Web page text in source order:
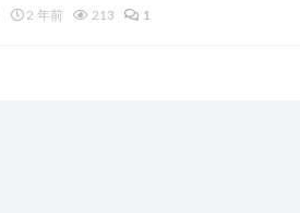
2 年前 213 1